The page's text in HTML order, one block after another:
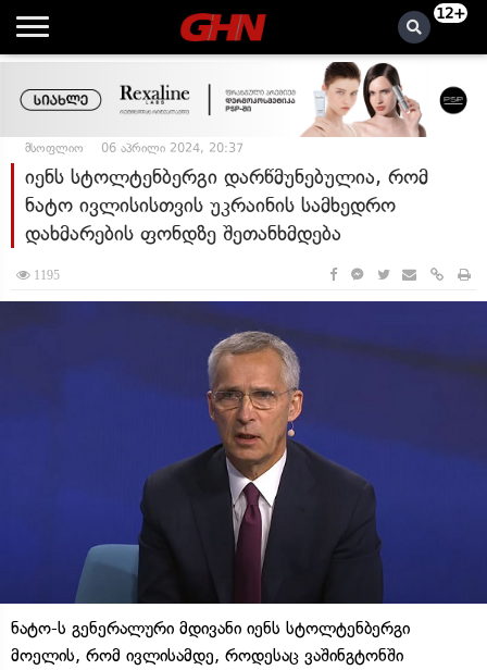
12+
მსოფლიო 06 აპრილი 2024, 20:37
იენს სტოლტენბერგი დარწმუნებულია, რომ
ნატო ივლისისთვის უკრაინის სამხედრო
დახმარების ფონდზე შეთანხმდება
1195
ნატო-ს გენერალური მდივანი იენს სტოლტენბერგი
მოელის, რომ ივლისამდე, როდესაც ვაშინგტონში